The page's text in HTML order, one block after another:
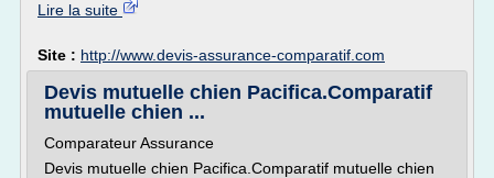
Lire la suite
Site : http://www.devis-assurance-comparatif.com
Devis mutuelle chien Pacifica.Comparatif
mutuelle chien ...
Comparateur Assurance
Devis mutuelle chien Pacifica.Comparatif mutuelle chien